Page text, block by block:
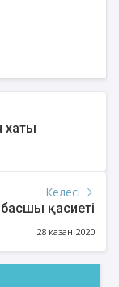
хаты
Келесі
қасиеті
28 қазан 2020